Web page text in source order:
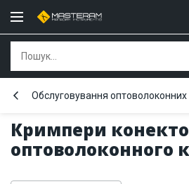
Кримпери
оптоволоконного
Обслуговування